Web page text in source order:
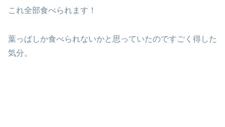
これ全部食べられます！
葉っぱしか食べられないかと思っていたのですごく得した
気分。